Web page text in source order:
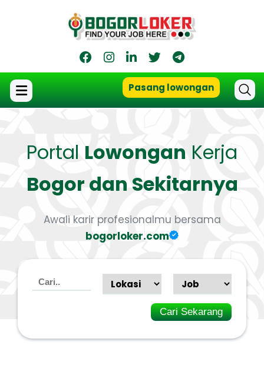
Pasang lowongan
Portal Lowongan Kerja
Bogor dan Sekitarnya
Awali karir profesionalmu bersama
bogorloker.com
Cari Sekarang